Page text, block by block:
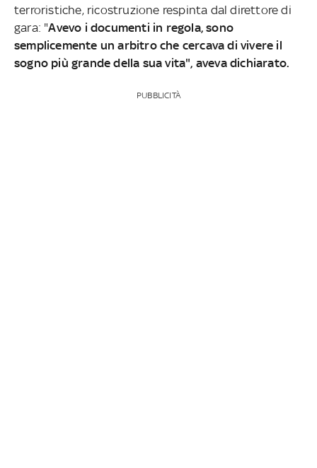
terroristiche, ricostruzione respinta dal direttore di
gara: "Avevo i documenti in regola, sono
semplicemente un arbitro che cercava di vivere il
sogno più grande della sua vita", aveva dichiarato.
PUBBLICITÀ